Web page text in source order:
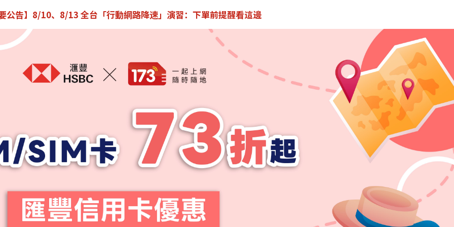
公告】8/10、8/13 全台「行動網路降速」演習：下單前提醒看這邊